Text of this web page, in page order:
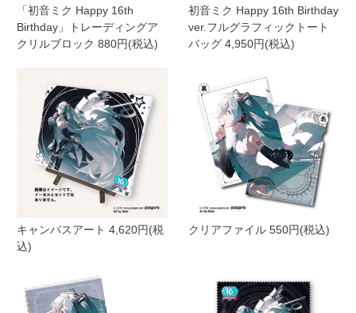
「初音ミク Happy 16th
Birthday」トレーディングア
クリルブロック 880円(税込)
初音ミク Happy 16th Birthday
ver.フルグラフィックトート
バッグ 4,950円(税込)
キャンバスアート 4,620円(税
込)
クリアファイル 550円(税込)